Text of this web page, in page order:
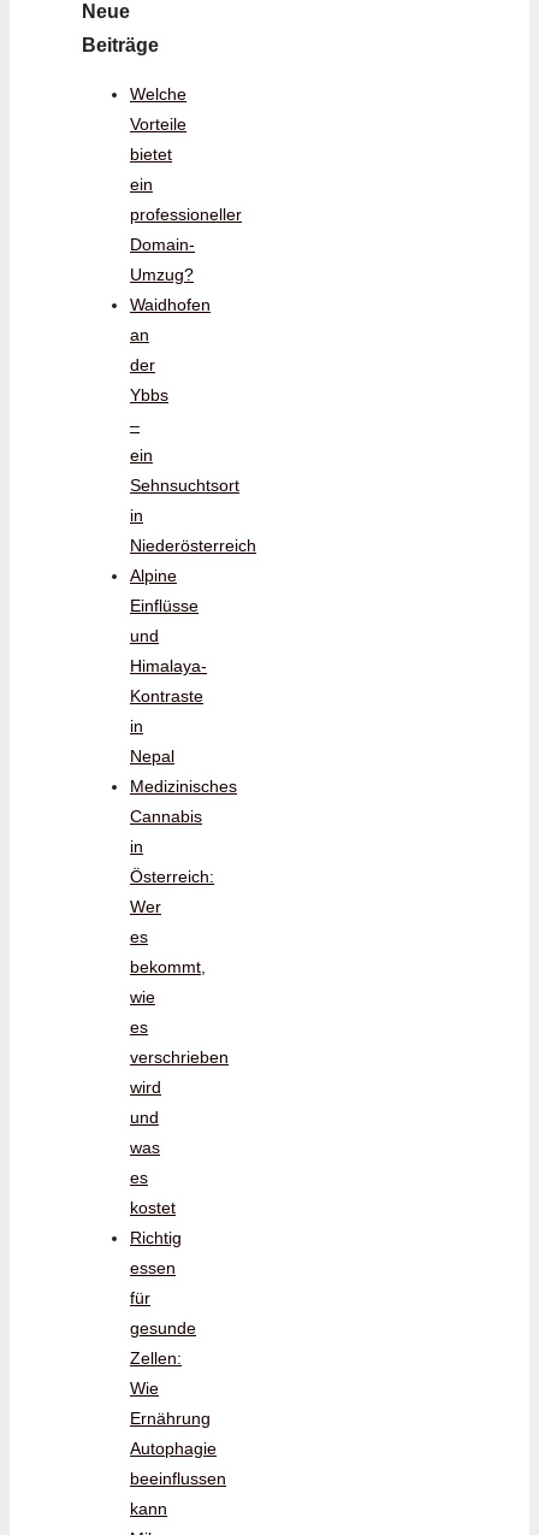
Neue
Beiträge
Welche
Vorteile
bietet
ein
professioneller
Domain-
Umzug?
Waidhofen
an
der
Ybbs
–
ein
Sehnsuchtsort
in
Niederösterreich
Alpine
Einflüsse
und
Himalaya-
Kontraste
in
Nepal
Medizinisches
Cannabis
in
Österreich:
Wer
es
bekommt,
wie
es
verschrieben
wird
und
was
es
kostet
Richtig
essen
für
gesunde
Zellen:
Wie
Ernährung
Autophagie
beeinflussen
kann